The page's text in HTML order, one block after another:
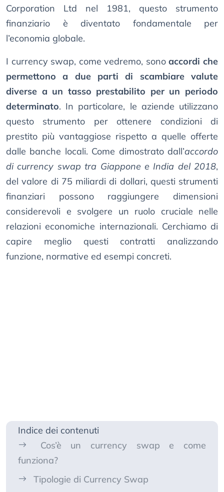
Corporation Ltd nel 1981, questo strumento
finanziario è diventato fondamentale per
l’economia globale.
I currency swap, come vedremo, sonoaccordi che
permettono a due parti di scambiare valute
diverse a un tasso prestabilito per un periodo
determinato. In particolare, le aziende utilizzano
questo strumento per ottenere condizioni di
prestito più vantaggiose rispetto a quelle offerte
dalle banche locali. Come dimostrato dall’accordo
di currency swap tra Giappone e India del 2018,
del valore di 75 miliardi di dollari, questi strumenti
finanziari possono raggiungere dimensioni
considerevoli e svolgere un ruolo cruciale nelle
relazioni economiche internazionali. Cerchiamo di
capire meglio questi contratti analizzando
funzione, normative ed esempi concreti.
Indice dei contenuti
Cos’è un currency swap e come
funziona?
Tipologie di Currency Swap